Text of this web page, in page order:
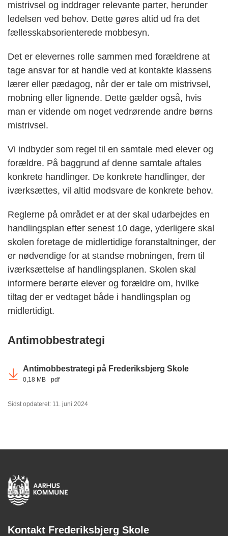
mistrivsel og inddrager relevante parter, herunder
ledelsen ved behov. Dette gøres altid ud fra det
fællesskabsorienterede mobbesyn.
Det er elevernes rolle sammen med forældrene at
tage ansvar for at handle ved at kontakte klassens
lærer eller pædagog, når der er tale om mistrivsel,
mobning eller lignende. Dette gælder også, hvis
man er vidende om noget vedrørende andre børns
mistrivsel.
Vi indbyder som regel til en samtale med elever og
forældre. På baggrund af denne samtale aftales
konkrete handlinger. De konkrete handlinger, der
iværksættes, vil altid modsvare de konkrete behov.
Reglerne på området er at der skal udarbejdes en
handlingsplan efter senest 10 dage, yderligere skal
skolen foretage de midlertidige foranstaltninger, der
er nødvendige for at standse mobningen, frem til
iværksættelse af handlingsplanen. Skolen skal
informere berørte elever og forældre om, hvilke
tiltag der er vedtaget både i handlingsplan og
midlertidigt.
Antimobbestrategi
Antimobbestrategi på Frederiksbjerg Skole
0,18 MB pdf
Sidst opdateret: 11. juni 2024
Kontakt Frederiksbjerg Skole